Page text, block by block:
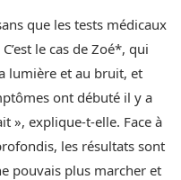
que les tests médicaux
le cas de Zoé*, qui
lumière et au bruit, et
ont débuté il y a
», explique-t-elle. Face à
les résultats sont
pouvais plus marcher et